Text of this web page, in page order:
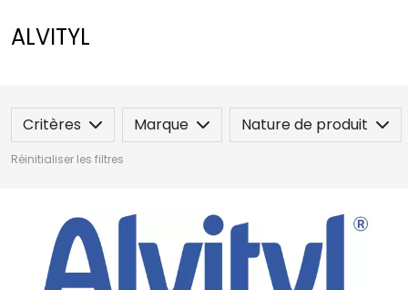
ALVITYL
Critères Marque Nature de produit
Réinitialiser les filtres